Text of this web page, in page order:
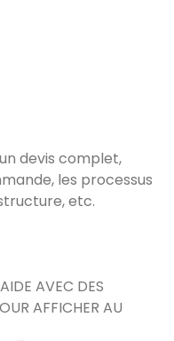
devis complet,
les processus
etc.
AVEC DES
AFFICHER AU